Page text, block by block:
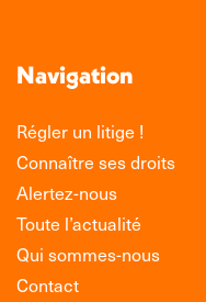
Navigation
Régler un litige !
Connaître ses droits
Alertez-nous
Toute l’actualité
Qui sommes-nous
Contact